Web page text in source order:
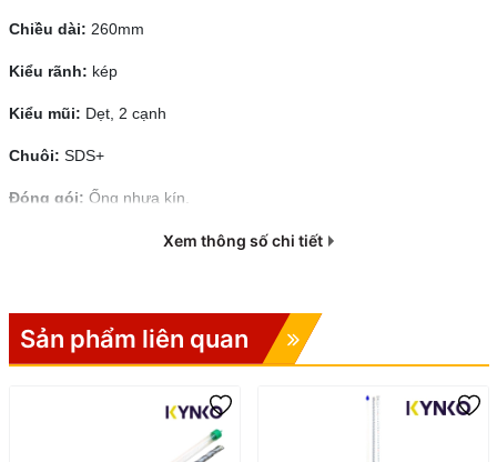
Chuôi: SDS+
Đóng gói: ống nhựa kín
Chiều dài: 260mm
Kiểu rãnh: kép
Kiểu mũi: Dẹt, 2 cạnh
Chuôi: SDS+
Đóng gói: Ống nhựa kín.
Xem thông số chi tiết
Sản phẩm liên quan